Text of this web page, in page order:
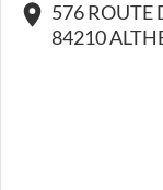
576 ROUTE
84210